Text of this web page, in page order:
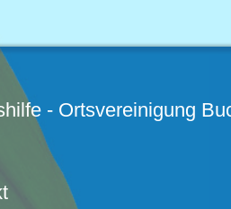
- Ortsvereinigung